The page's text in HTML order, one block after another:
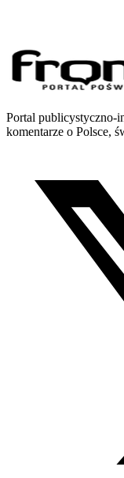
Portal
komentarze o Polsce,